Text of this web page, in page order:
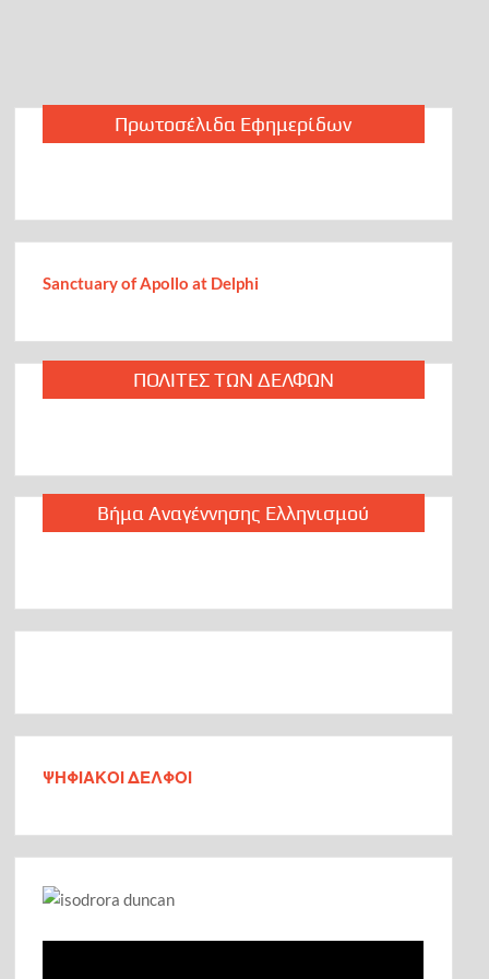
Πλήρης ανατροπή για το 7ο θαύμα του Κόσμου: Οι
Κρεμαστοί Κήποι δεν ήταν στη Βαβυλώνα, αλλά στη
της Αθήνας
Ο Ερντογάν παίζει ένα επικίνδυνο παιγνίδι με στόχο «να τα
πάρει όλα» στο Αιγαίο και την Κύπρο: Ο βηματισμός της
Αθήνας και της Λευκωσίας πρέπει να είναι κοινός… Η ώρα
του τώρα ή τίποτα (video)
των Δελφών
Ανακοίνωσε 2 υποψηφίους στη Φωκίδα ο Φάνης Σπανός
ως τους Αζτέκους χρησιμοποιούσαν τον χαλκό ως
φάρμακο: Μόλις τώρα καταλαβαίνουμε γιατί [videos]
Ecumenical Delphic Committee
Αἶνος Το Pavillion Ανέστη
Μια μοναδική Πολιτισμική ναι, Ναι εν Πολιτισμό
Πρωτοσέλιδα Εφημερίδων
Sanctuary of Apollo at Delphi
ΠΟΛΙΤΕΣ ΤΩΝ ΔΕΛΦΩΝ
Βήμα Αναγέννησης Ελληνισμού
ΨΗΦΙΑΚΟΙ ΔΕΛΦΟΙ